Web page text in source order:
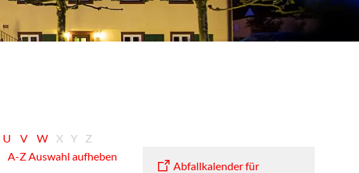
U V W X Y
Z
A-Z Auswahl aufheben
Abfallkalender für